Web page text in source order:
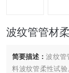
波纹管管材
简要描述：波纹管
料波纹管柔性试